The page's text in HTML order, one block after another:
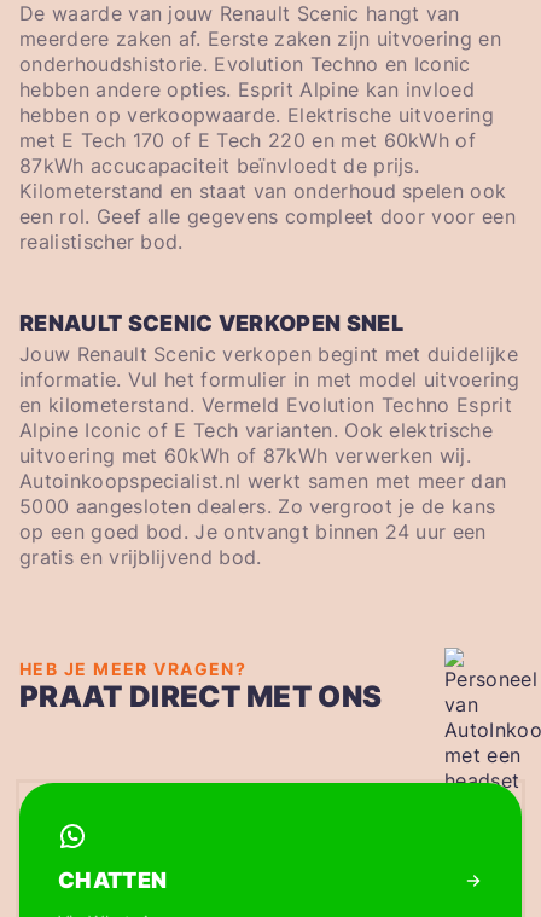
De waarde van jouw Renault Scenic hangt van
meerdere zaken af. Eerste zaken zijn uitvoering en
onderhoudshistorie. Evolution Techno en Iconic
hebben andere opties. Esprit Alpine kan invloed
hebben op verkoopwaarde. Elektrische uitvoering
met E Tech 170 of E Tech 220 en met 60kWh of
87kWh accucapaciteit beïnvloedt de prijs.
Kilometerstand en staat van onderhoud spelen ook
een rol. Geef alle gegevens compleet door voor een
realistischer bod.
RENAULT SCENIC VERKOPEN SNEL
Jouw Renault Scenic verkopen begint met duidelijke
informatie. Vul het formulier in met model uitvoering
en kilometerstand. Vermeld Evolution Techno Esprit
Alpine Iconic of E Tech varianten. Ook elektrische
uitvoering met 60kWh of 87kWh verwerken wij.
Autoinkoopspecialist.nl werkt samen met meer dan
5000 aangesloten dealers. Zo vergroot je de kans
op een goed bod. Je ontvangt binnen 24 uur een
gratis en vrijblijvend bod.
HEB JE MEER VRAGEN?
PRAAT DIRECT MET ONS
CHATTEN